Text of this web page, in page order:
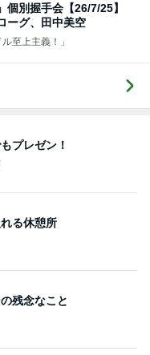
個別握手会【26/7/25】
ーグ、田中美空
至上主義！」
プレゼン！
る休憩所
残念なこと